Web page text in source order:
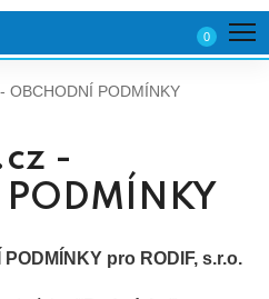
0
OBCHODNÍ PODMÍNKY
-
pro RODIF, s.r.o.